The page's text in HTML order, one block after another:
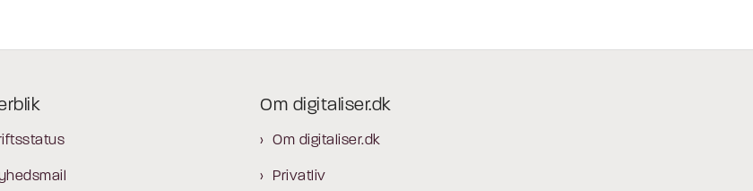
Om digitaliser.dk
Om digitaliser.dk
Privatliv